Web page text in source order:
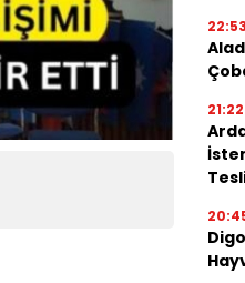
22:53
21:22